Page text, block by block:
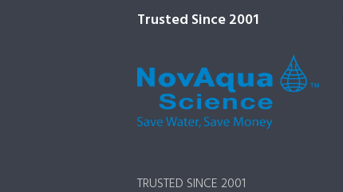
Trusted Since 2001
TRUSTED SINCE 2001